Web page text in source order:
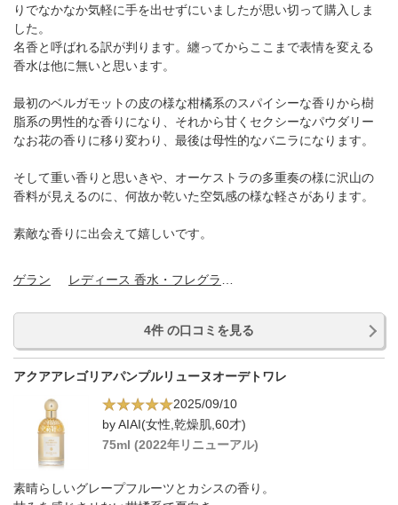
りでなかなか気軽に手を出せずにいましたが思い切って購入しま
した。
名香と呼ばれる訳が判ります。纏ってからここまで表情を変える
香水は他に無いと思います。
最初のベルガモットの皮の様な柑橘系のスパイシーな香りから樹
脂系の男性的な香りになり、それから甘くセクシーなパウダリー
なお花の香りに移り変わり、最後は母性的なバニラになります。
そして重い香りと思いきや、オーケストラの多重奏の様に沢山の
香料が見えるのに、何故か乾いた空気感の様な軽さがあります。
素敵な香りに出会えて嬉しいです。
ゲラン
4件 の口コミを見る
アクアアレゴリアパンプルリューヌオーデトワレ
2025/09/10
by AIAI(女性,乾燥肌,60才)
75ml (2022年リニューアル)
素晴らしいグレープフルーツとカシスの香り。